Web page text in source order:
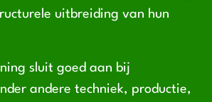
uitbreiding van hun
sluit goed aan bij
andere techniek, productie,